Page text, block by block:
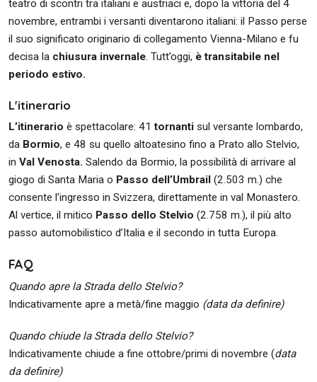
teatro di scontri tra italiani e austriaci e, dopo la vittoria del 4
novembre, entrambi i versanti diventarono italiani: il Passo perse
il suo significato originario di collegamento Vienna-Milano e fu
decisa la chiusura invernale. Tutt’oggi, è transitabile nel
periodo estivo.
L'itinerario
L’itinerario è spettacolare: 41tornanti sul versante lombardo,
da Bormio, e 48 su quello altoatesino fino a Prato allo Stelvio,
in Val Venosta. Salendo da Bormio, la possibilità di arrivare al
giogo di Santa Maria o Passo dell’Umbrail (2.503 m.) che
consente l’ingresso in Svizzera, direttamente in val Monastero.
Al vertice, il mitico Passo dello Stelvio (2.758 m.), il più alto
passo automobilistico d’Italia e il secondo in tutta Europa.
FAQ
Quando apre la Strada dello Stelvio?
Indicativamente apre a metà/fine maggio (data da definire)
Quando chiude la Strada dello Stelvio?
Indicativamente chiude a fine ottobre/primi di novembre (data
da definire)